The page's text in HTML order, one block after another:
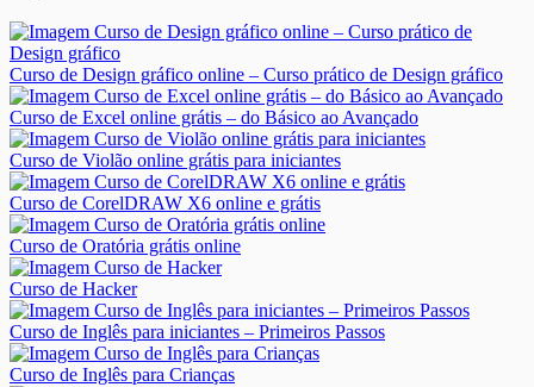
Curso de Design gráfico online – Curso prático de Design gráfico
Curso de Excel online grátis – do Básico ao Avançado
Curso de Violão online grátis para iniciantes
Curso de CorelDRAW X6 online e grátis
Curso de Oratória grátis online
Curso de Hacker
Curso de Inglês para iniciantes – Primeiros Passos
Curso de Inglês para Crianças